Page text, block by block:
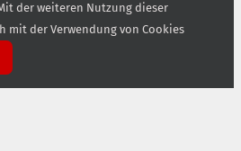
der weiteren Nutzung dieser
mit der Verwendung von Cookies